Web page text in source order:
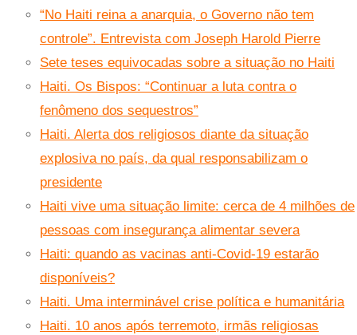
“No Haiti reina a anarquia, o Governo não tem
controle”. Entrevista com Joseph Harold Pierre
Sete teses equivocadas sobre a situação no Haiti
Haiti. Os Bispos: “Continuar a luta contra o
fenômeno dos sequestros”
Haiti. Alerta dos religiosos diante da situação
explosiva no país, da qual responsabilizam o
presidente
Haiti vive uma situação limite: cerca de 4 milhões de
pessoas com insegurança alimentar severa
Haiti: quando as vacinas anti-Covid-19 estarão
disponíveis?
Haiti. Uma interminável crise política e humanitária
Haiti. 10 anos após terremoto, irmãs religiosas